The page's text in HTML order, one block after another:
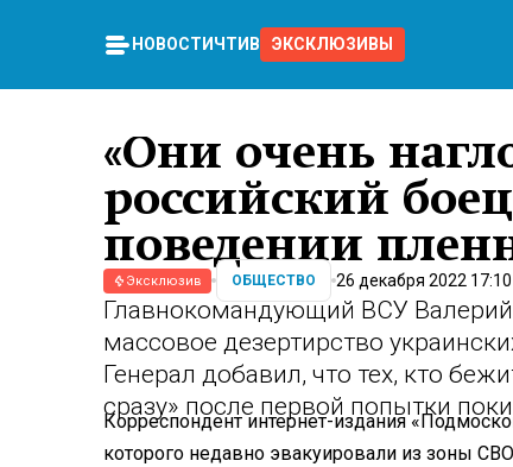
НОВОСТИ ЧТИВО ЭКСКЛЮЗИВЫ
«Они очень
российский
поведении
Эксклюзив ОБЩЕСТВО 26 декабря 2022 17:10
Главнокомандующий ВСУ
массовое дезертирство
Генерал добавил, что тех, кто
сразу» после первой попытки
Корреспондент интернет-издания
которого недавно эвакуировали из зоны